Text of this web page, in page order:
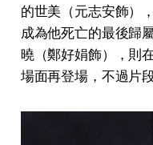
的世美（元志安飾）
成為他死亡的最後歸
曉（鄭好娟飾），則
場面再登場，不過片